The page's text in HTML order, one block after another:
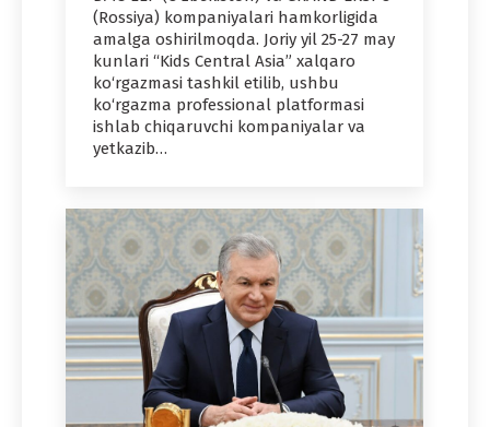
(Rossiya) kompaniyalari hamkorligida
amalga oshirilmoqda. Joriy yil 25-27 may
kunlari “Kids Central Asia” xalqaro
ko‘rgazmasi tashkil etilib, ushbu
ko‘rgazma professional platformasi
ishlab chiqaruvchi kompaniyalar va
yetkazib…